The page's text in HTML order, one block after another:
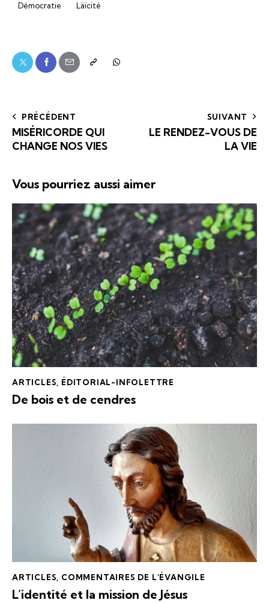
Démocratie Läïcité
PRÉCÉDENT
MISÉRICORDE QUI
CHANGE NOS VIES
SUIVANT
LE RENDEZ-VOUS DE
LA VIE
Vous pourriez aussi aimer
ARTICLES ÉDITORIAL-INFOLETTRE
De bois et de cendres
ARTICLES COMMENTAIRES DE L'ÉVANGILE
L’identité et la mission de Jésus